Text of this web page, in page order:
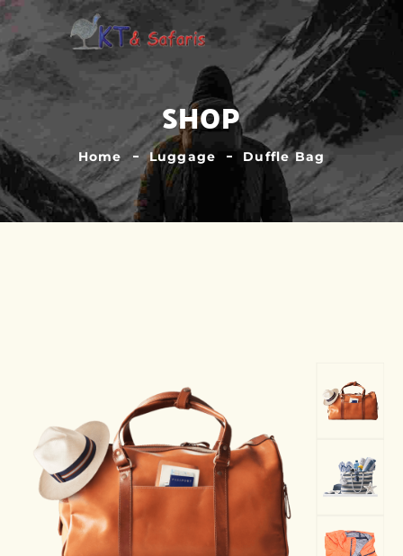
SHOP
Home Luggage Duffle Bag